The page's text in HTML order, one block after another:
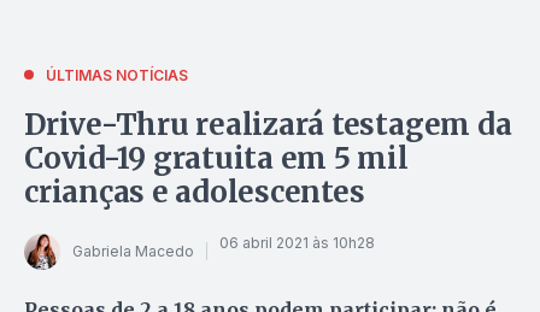
ÚLTIMAS NOTÍCIAS
Drive-Thru realizará testagem da
Covid-19 gratuita em 5 mil
crianças e adolescentes
Gabriela Macedo 06 abril 2021 às 10h28